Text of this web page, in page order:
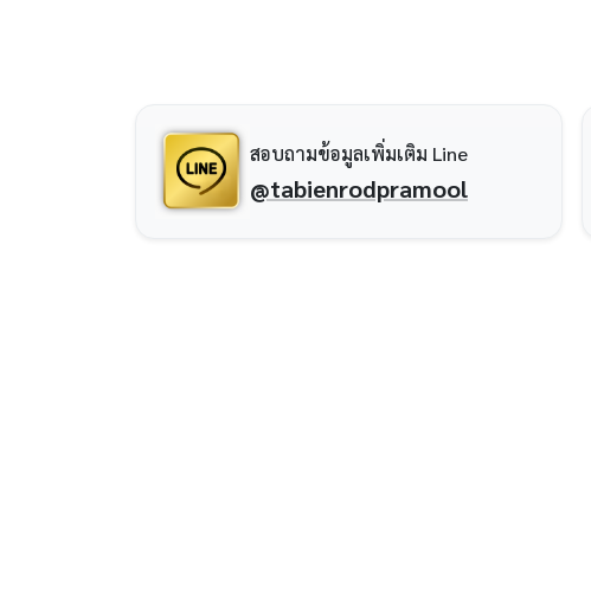
สอบถามข้อมูลเพิ่มเติม Line
@tabienrodpramool